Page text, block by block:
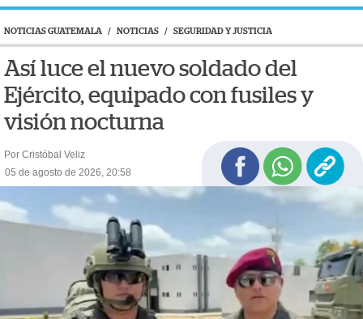
NOTICIAS GUATEMALA / NOTICIAS / SEGURIDAD Y JUSTICIA
Así luce el nuevo soldado del
Ejército, equipado con fusiles y
visión nocturna
Por Cristóbal Veliz
05 de agosto de 2026, 20:58